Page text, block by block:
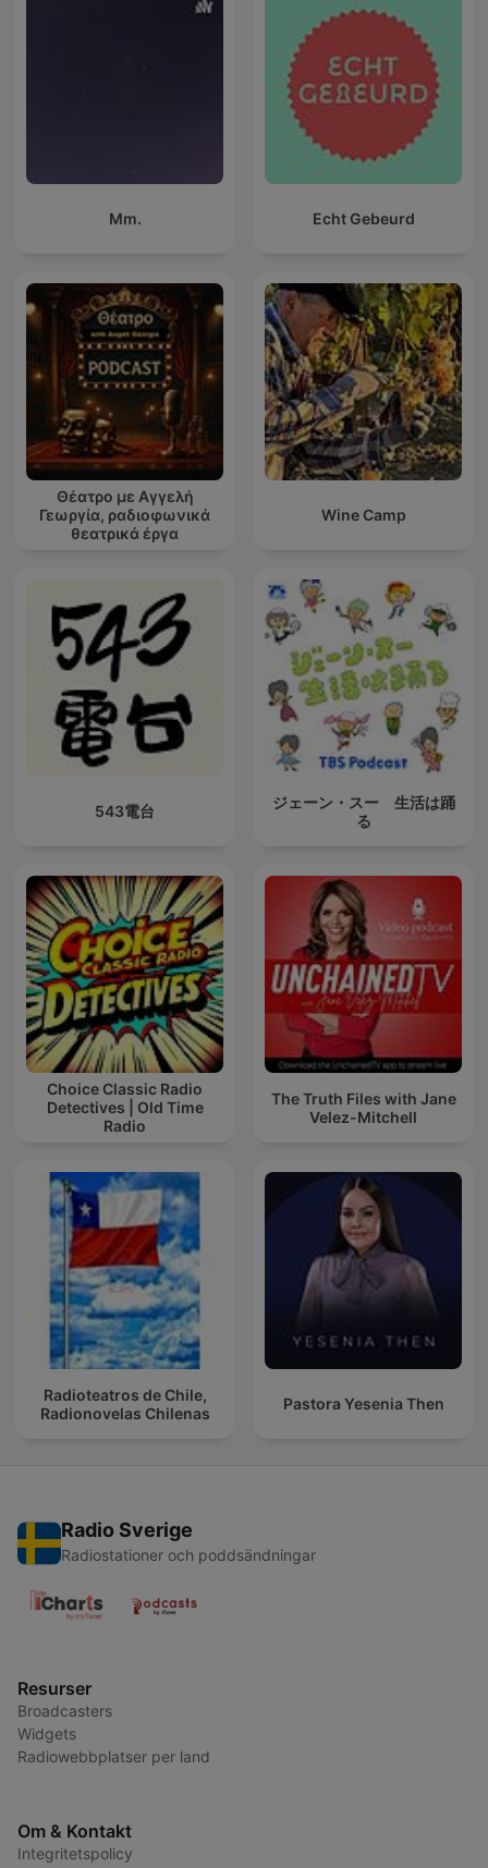
Mm. Echt Gebeurd
Θέατρο με Αγγελή
Γεωργία, ραδιοφωνικά
θεατρικά έργα
Wine Camp
543電台
ジェーン・スー 生活は踊
る
Choice Classic Radio
Detectives | Old Time
Radio
The Truth Files with Jane
Velez-Mitchell
Radioteatros de Chile,
Radionovelas Chilenas
Pastora Yesenia Then
Radio Sverige
Radiostationer och poddsändningar
Resurser
Broadcasters
Widgets
Radiowebbplatser per land
Om & Kontakt
Integritetspolicy